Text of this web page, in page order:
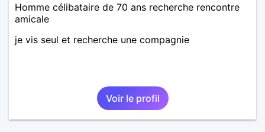
Homme célibataire de 70 ans recherche rencontre
amicale
je vis seul et recherche une compagnie
Voir le profil